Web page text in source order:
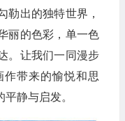
勒出的独特世界，
丽的色彩，单一色
。让我们一同漫步
带来的愉悦和思
静与启发。